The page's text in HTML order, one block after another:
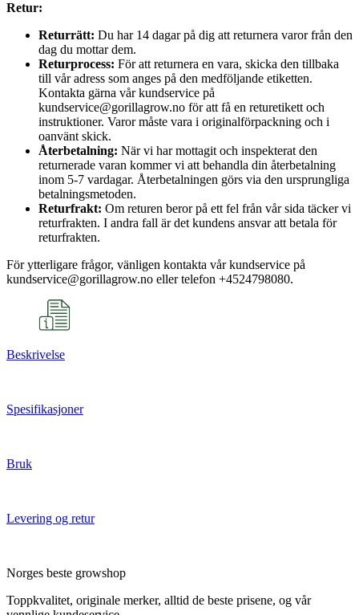
Retur:
Returrätt: Du har 14 dagar på dig att returnera varor från den
dag du mottar dem.
Returprocess: För att returnera en vara, skicka den tillbaka
till vår adress som anges på den medföljande etiketten.
Kontakta gärna vår kundservice på
kundservice@gorillagrow.no för att få en returetikett och
instruktioner. Varor måste vara i originalförpackning och i
oanvänt skick.
Återbetalning: När vi har mottagit och inspekterat den
returnerade varan kommer vi att behandla din återbetalning
inom 5-7 vardagar. Återbetalningen görs via den ursprungliga
betalningsmetoden.
Returfrakt: Om returen beror på ett fel från vår sida täcker vi
returfrakten. I andra fall är det kundens ansvar att betala för
returfrakten.
För ytterligare frågor, vänligen kontakta vår kundservice på
kundservice@gorillagrow.no eller telefon +4524798080.
Beskrivelse
Spesifikasjoner
Bruk
Levering og retur
Norges beste growshop
Toppkvalitet, originale merker, alltid de beste prisene, og vår